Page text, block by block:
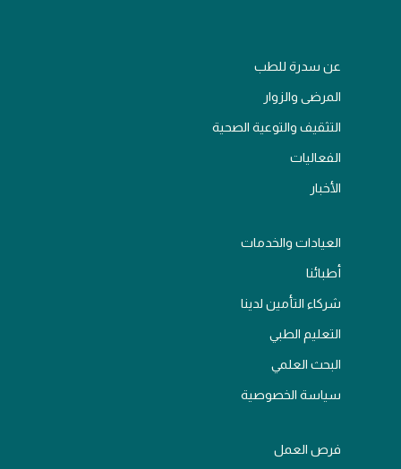
عن سدرة للطب
المرضى والزوار
التثقيف والتوعية الصحية
الفعاليات
الأخبار
العيادات والخدمات
أطبائنا
شركاء التأمين لدينا
التعليم الطبي
البحث العلمي
سياسة الخصوصية
فرص العمل